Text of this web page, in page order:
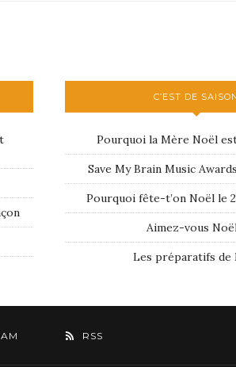
C’EST DE
Pourquoi la Mère Noël
Save My Brain Music
Pourquoi fête-t’on Noël le
Aimez-vous
Les préparatifs de
RSS